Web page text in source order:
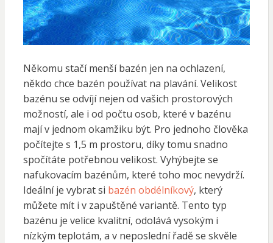
Někomu stačí menší bazén jen na ochlazení,
někdo chce bazén používat na plavání. Velikost
bazénu se odvíjí nejen od vašich prostorových
možností, ale i od počtu osob, které v bazénu
mají v jednom okamžiku být. Pro jednoho člověka
počítejte s 1,5 m prostoru, díky tomu snadno
spočítáte potřebnou velikost. Vyhýbejte se
nafukovacím bazénům, které toho moc nevydrží.
Ideální je vybrat si bazén obdélníkový, který
můžete mít i v zapuštěné variantě. Tento typ
bazénu je velice kvalitní, odolává vysokým i
nízkým teplotám, a v neposlední řadě se skvěle